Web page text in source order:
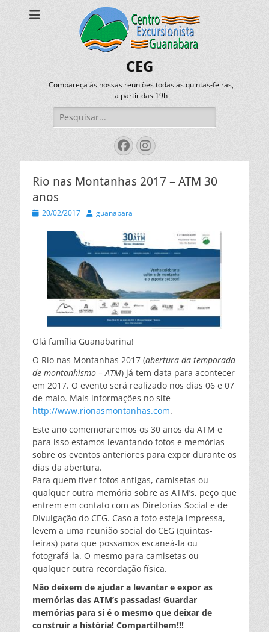
CEG
Compareça às nossas reuniões todas as quintas-feiras,
a partir das 19h
Pesquisar
por:
Facebook
Instagram
Rio nas Montanhas 2017 – ATM 30
anos
Posted
20/02/2017 Autorguanabara
Olá família Guanabarina!
O Rio nas Montanhas 2017 (abertura da temporada
de montanhismo – ATM) já tem data para acontecer
em 2017. O evento será realizado nos dias 06 e 07
de maio. Mais informações no site
http://www.rionasmontanhas.com.
Este ano comemoraremos os 30 anos da ATM e
para isso estamos levantando fotos e memórias
sobre os eventos anteriores para expor durante os
dias da abertura.
Para quem tiver fotos antigas, camisetas ou
qualquer outra memória sobre as ATM’s, peço que
entrem em contato com as Diretorias Social e de
Divulgação do CEG. Caso a foto esteja impressa,
levem a uma reunião social do CEG (quintas-
feiras) para que possamos escaneá-la ou
fotografá-la. O mesmo para camisetas ou
qualquer outra recordação física.
Não deixem de ajudar a levantar e expor as
memórias das ATM’s passadas! Guardar
memórias para si é o mesmo que deixar de
construir a história! Compartilhem!!!